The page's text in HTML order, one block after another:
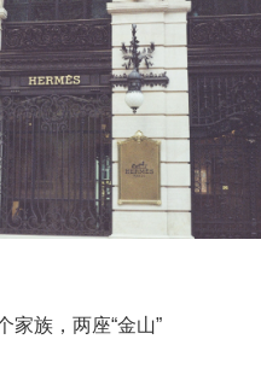
家族，两座“金山”